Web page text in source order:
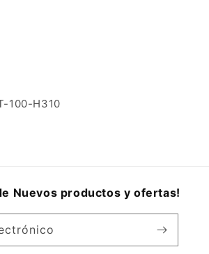
100-H310
Nuevos productos y ofertas!